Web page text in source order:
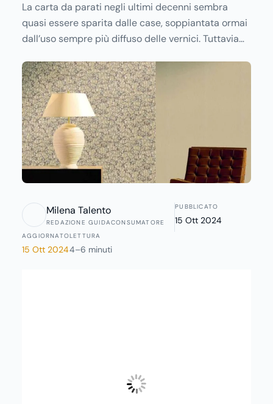
La carta da parati negli ultimi decenni sembra
quasi essere sparita dalle case, soppiantata ormai
dall’uso sempre più diffuso delle vernici. Tuttavia
vasta e articolata, tanto da trasformare la
tappezzeria, nella sua accezione più moderna, in
wall design. Diversamente da come accadeva in
passato infatti, in particolare negli anni ’70, dove a
dominare erano fondamentalmente le figure
geometriche o astratte, oggi la carta da parati può
essere considerata un vero e proprio elemento
d’arredo, grazie all’acquisizione di soggetti
minimalista delle abitazioni attuali.
Milena Talento
REDAZIONE GUIDACONSUMATORE
PUBBLICATO
15 Ott 2024
AGGIORNATO
15 Ott 2024
LETTURA
4–6 minuti